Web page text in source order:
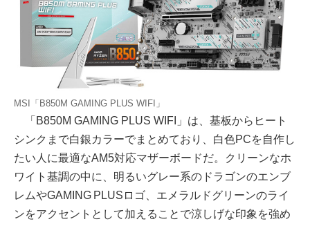
MSI「B850M GAMING PLUS WIFI」
「B850M GAMING PLUS WIFI」は、基板からヒート
シンクまで白銀カラーでまとめており、白色PCを自作し
たい人に最適なAM5対応マザーボードだ。クリーンなホ
ワイト基調の中に、明るいグレー系のドラゴンのエンブ
レムやGAMING PLUSロゴ、エメラルドグリーンのライ
ンをアクセントとして加えることで涼しげな印象を強め